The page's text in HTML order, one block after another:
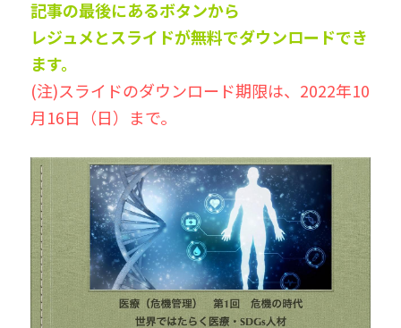
記事の最後にあるボタンから
レジュメとスライドが無料でダウンロードでき
ます。
(注)スライドのダウンロード期限は、2022年10
月16日（日）まで。